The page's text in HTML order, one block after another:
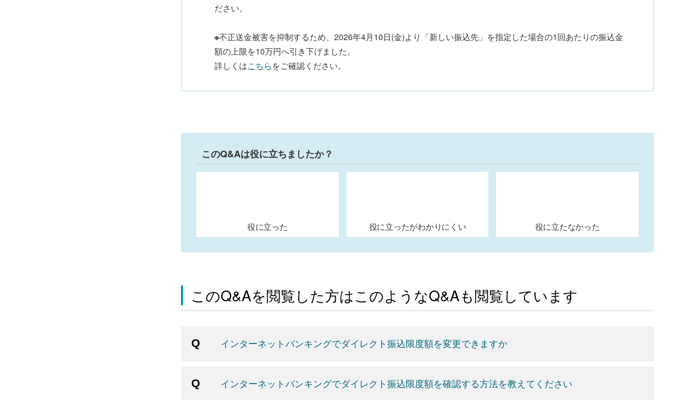
ださい。
※不正送金被害を抑制するため、2026年4月10日(金)より「新しい振込先」を指定した場合の1回あたりの振込金
額の上限を10万円へ引き下げました。
詳しくはこちらをご確認ください。
このQ&Aは役に立ちましたか？
役に立った 役に立ったがわかりにくい 役に立たなかった
このQ&Aを閲覧した方はこのようなQ&Aも閲覧しています
インターネットバンキングでダイレクト振込限度額を変更できますか
インターネットバンキングでダイレクト振込限度額を確認する方法を教えてください